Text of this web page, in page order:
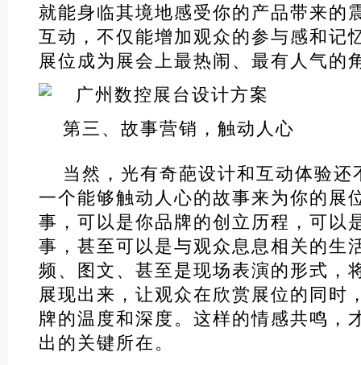
就能身临其境地感受你的产品带来的
互动，不仅能增加观众的参与感和记
展位成为展会上最热闹、最有人气的
第三、故事营销，触动人心
当然，光有奇葩设计和互动体验还
一个能够触动人心的故事来为你的展
事，可以是你品牌的创立历程，可以
事，甚至可以是与观众息息相关的生
频、图文、甚至是现场表演的形式，
展现出来，让观众在欣赏展位的同时
牌的温度和深度。这样的情感共鸣，
出的关键所在。